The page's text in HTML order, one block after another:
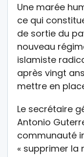
Une marée
ce qui
de sortie du
nouveau
islamiste
après vingt
mettre en
Le secrétaire
Antonio
communauté
« supprimer la